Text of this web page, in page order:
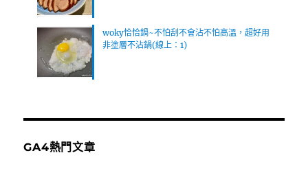
woky恰恰鍋~不怕刮不會沾不怕高溫，超好用
非塗層不沾鍋(線上：1)
GA4熱門文章